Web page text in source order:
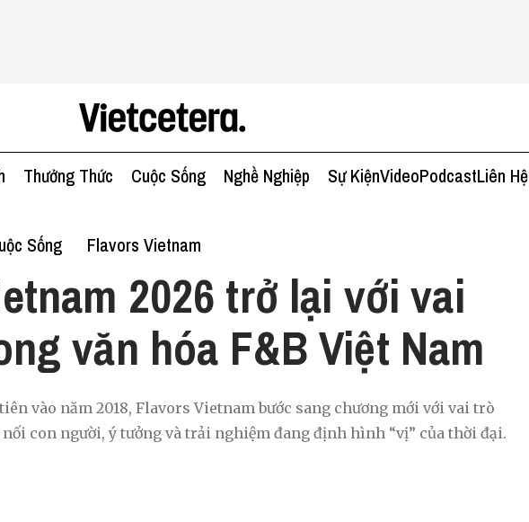
Thưởng Thức Cuộc Sống Nghề Nghiệp Sự KiệnVideoPodcastLiên Hệ
Sống Flavors Vietnam
2026 trở lại với vai
văn hóa F&B Việt Nam
vào năm 2018, Flavors Vietnam bước sang chương mới với vai trò
nối con người, ý tưởng và trải nghiệm đang định hình “vị” của thời đại.